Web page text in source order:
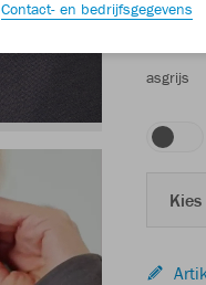
asgrijs
Contact- en bedrijfsgegevens